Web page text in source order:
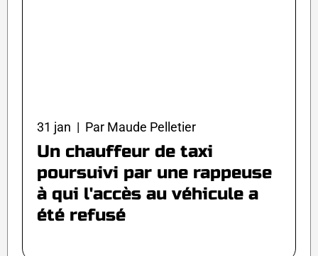
31 jan | Par Maude Pelletier
Un chauffeur de taxi
poursuivi par une rappeuse
à qui l'accès au véhicule a
été refusé